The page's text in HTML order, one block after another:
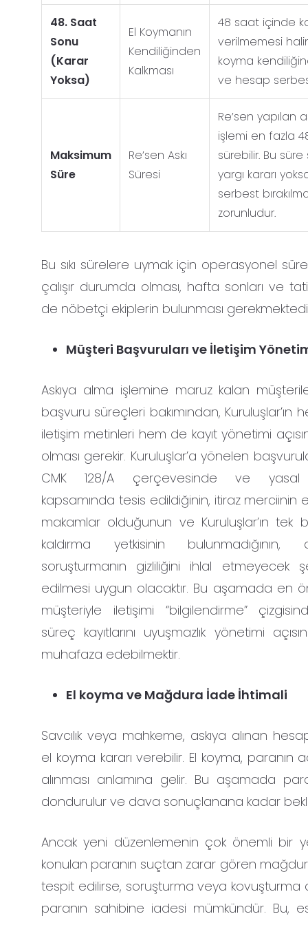
48. Saat
Sonu
(Karar
Yoksa)
El Koymanın
Kendiliğinden
Kalkması
48 saat içinde
verilmemesi
koyma
ve hesap serbest
Maksimum
Süre
Re’sen Askı
Süresi
Re’sen yapılan
işlemi en fazla
sürebilir. Bu
yargı kararı
serbest
zorunludur.
Bu sıkı sürelere uymak için operasyonel
çalışır durumda olması, hafta sonları ve
de nöbetçi ekiplerin bulunması
Müşteri Başvuruları ve İletişim
Askıya alma işlemine maruz kalan
başvuru süreçleri bakımından, Kuruluşlar’ın
iletişim metinleri hem de kayıt yönetimi
olması gerekir. Kuruluşlar’a yönelen
CMK 128/A çerçevesinde ve yasal
kapsamında tesis edildiğinin, itiraz merciinin
makamlar olduğunun ve Kuruluşlar’ın tek
kaldırma yetkisinin
soruşturmanın gizliliğini ihlal etmeyecek
edilmesi uygun olacaktır. Bu aşamada en
müşteriyle iletişimi “bilgilendirme”
süreç kayıtlarını uyuşmazlık yönetimi
muhafaza edebilmektir.
El koyma ve Mağdura İade İhtimali
Savcılık veya mahkeme, askıya alınan
el koyma kararı verebilir. El koyma, paranın
alınması anlamına gelir. Bu aşamada
dondurulur ve dava sonuçlanana kadar
Ancak yeni düzenlemenin çok önemli bir
konulan paranın suçtan zarar gören
tespit edilirse, soruşturma veya kovuşturma
paranın sahibine iadesi mümkündür. Bu,